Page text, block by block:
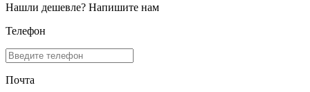
Нашли дешевле? Напишите нам
Телефон
Почта